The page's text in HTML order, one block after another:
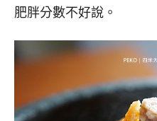
肥胖分數不好說。